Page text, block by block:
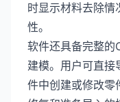
时显示材料去除情
性。
软件还具备完整的
建模。用户可直
件中创建或修改